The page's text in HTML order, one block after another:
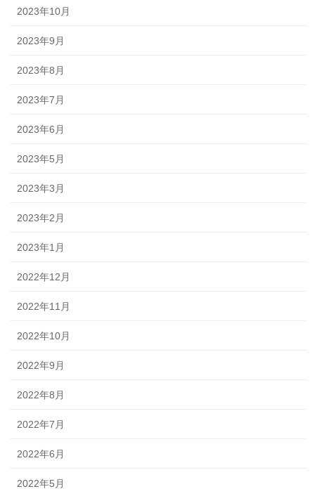
2023年10月
2023年9月
2023年8月
2023年7月
2023年6月
2023年5月
2023年3月
2023年2月
2023年1月
2022年12月
2022年11月
2022年10月
2022年9月
2022年8月
2022年7月
2022年6月
2022年5月